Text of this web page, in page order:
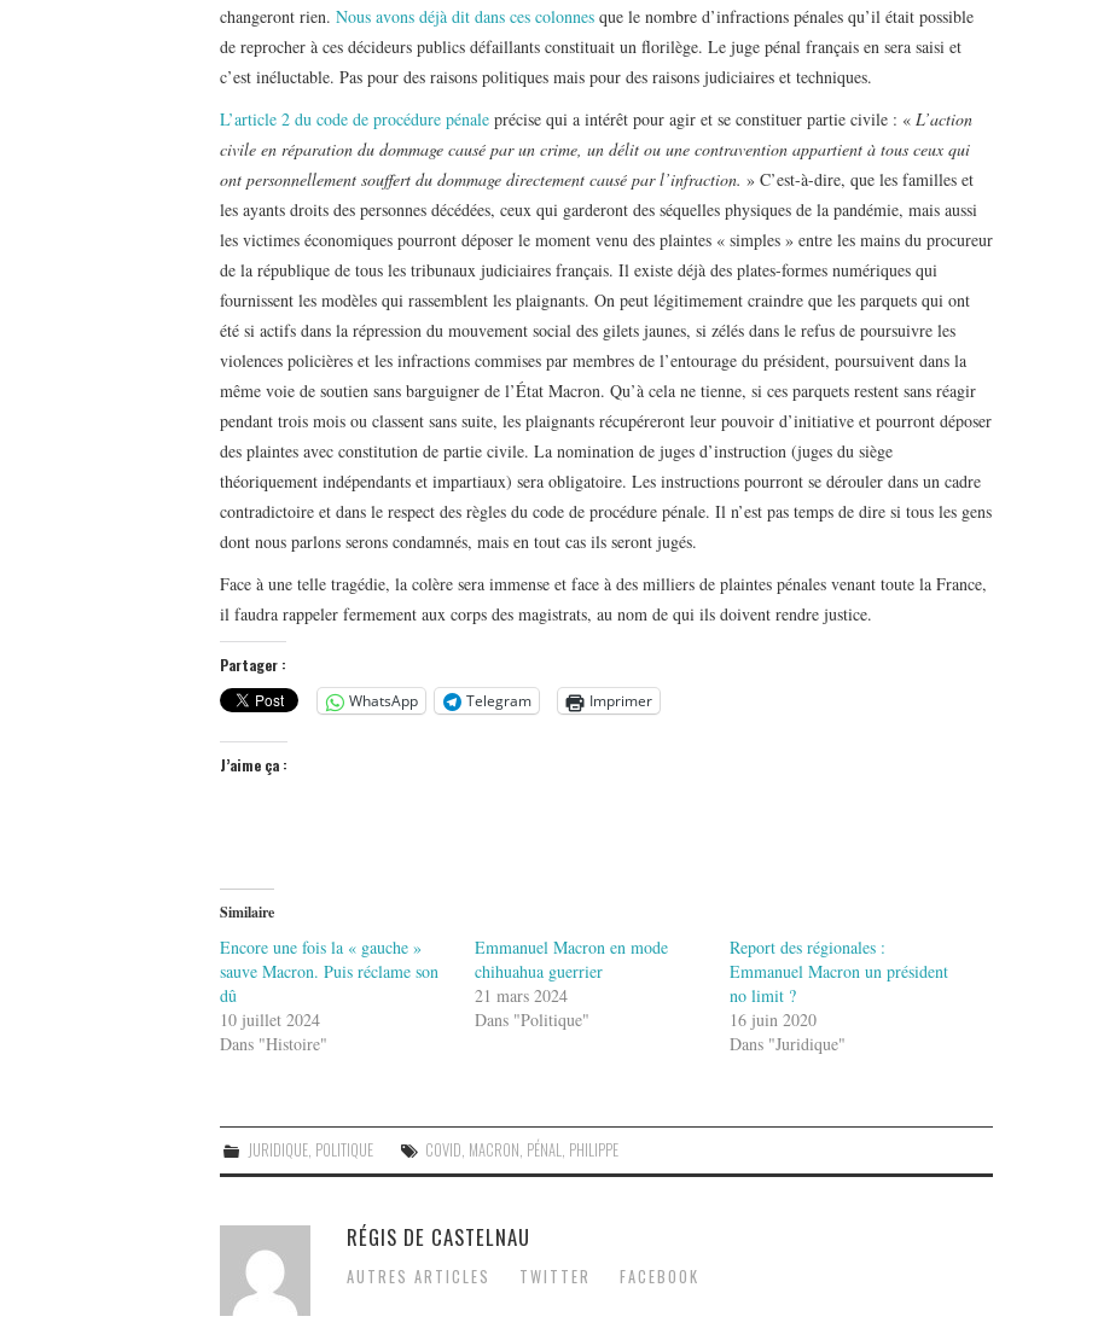
changeront rien. Nous avons déjà dit dans ces colonnes que le nombre d’infractions pénales qu’il était possible
de reprocher à ces décideurs publics défaillants constituait un florilège. Le juge pénal français en sera saisi et
c’est inéluctable. Pas pour des raisons politiques mais pour des raisons judiciaires et techniques.
L’article 2 du code de procédure pénale précise qui a intérêt pour agir et se constituer partie civile : « L’action
civile en réparation du dommage causé par un crime, un délit ou une contravention appartient à tous ceux qui
ont personnellement souffert du dommage directement causé par l’infraction. » C’est-à-dire, que les familles et
les ayants droits des personnes décédées, ceux qui garderont des séquelles physiques de la pandémie, mais aussi
les victimes économiques pourront déposer le moment venu des plaintes « simples » entre les mains du procureur
de la république de tous les tribunaux judiciaires français. Il existe déjà des plates-formes numériques qui
fournissent les modèles qui rassemblent les plaignants. On peut légitimement craindre que les parquets qui ont
été si actifs dans la répression du mouvement social des gilets jaunes, si zélés dans le refus de poursuivre les
violences policières et les infractions commises par membres de l’entourage du président, poursuivent dans la
même voie de soutien sans barguigner de l’État Macron. Qu’à cela ne tienne, si ces parquets restent sans réagir
pendant trois mois ou classent sans suite, les plaignants récupéreront leur pouvoir d’initiative et pourront déposer
des plaintes avec constitution de partie civile. La nomination de juges d’instruction (juges du siège
théoriquement indépendants et impartiaux) sera obligatoire. Les instructions pourront se dérouler dans un cadre
contradictoire et dans le respect des règles du code de procédure pénale. Il n’est pas temps de dire si tous les gens
dont nous parlons serons condamnés, mais en tout cas ils seront jugés.
Face à une telle tragédie, la colère sera immense et face à des milliers de plaintes pénales venant toute la France,
il faudra rappeler fermement aux corps des magistrats, au nom de qui ils doivent rendre justice.
Partager :
WhatsApp
Telegram Imprimer
J’aime ça :
Similaire
Encore une fois la « gauche »
sauve Macron. Puis réclame son
dû
10 juillet 2024
Dans "Histoire"
Emmanuel Macron en mode
chihuahua guerrier
21 mars 2024
Dans "Politique"
Report des régionales :
Emmanuel Macron un président
no limit ?
16 juin 2020
Dans "Juridique"
JURIDIQUE, POLITIQUE COVID, MACRON, PÉNAL, PHILIPPE
RÉGIS DE CASTELNAU
AUTRES ARTICLES TWITTER FACEBOOK